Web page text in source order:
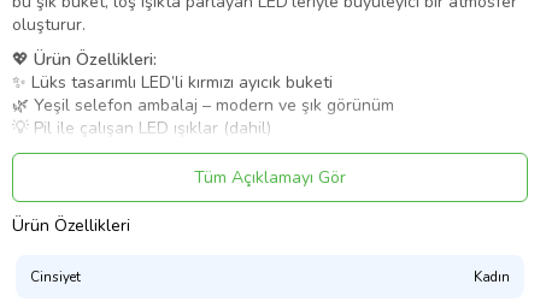
oluşturur.
💖 Ürün Özellikleri:
✨ Lüks tasarımlı LED’li kırmızı ayıcık buketi
🌿 Yeşil selefon ambalaj – modern ve şık görünüm
💡 Pil ile çalışan LED ışıklar (dahil)
🎀 Özel günlerde hediye edilmeye hazır şık paketleme
kcm55218308Tüm Açıklamayı Gör
Ürün Özellikleri
Cinsiyet Kadın